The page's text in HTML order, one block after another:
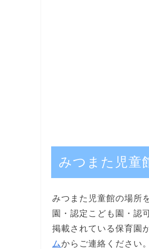
みつまた児童
みつまた児童館の場所
園・認定こども園・認
掲載されている保育園
ム からご連絡ください。